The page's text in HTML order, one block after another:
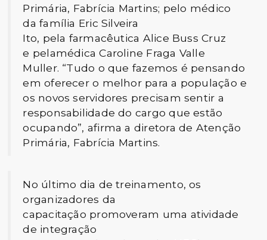
Primária, Fabrícia Martins; pelo médico
da família Eric Silveira
Ito, pela farmacêutica Alice Buss Cruz
e pelamédica Caroline Fraga Valle
Muller. “Tudo o que fazemos é pensando
em oferecer o melhor para a população e
os novos servidores precisam sentir a
responsabilidade do cargo que estão
ocupando”, afirma a diretora de Atenção
Primária, Fabrícia Martins.
No último dia de treinamento, os
organizadores da
capacitação promoveram uma atividade
de integração